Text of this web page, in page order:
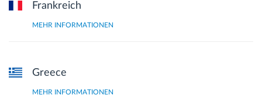
Frankreich
MEHR INFORMATIONEN
Greece
MEHR INFORMATIONEN